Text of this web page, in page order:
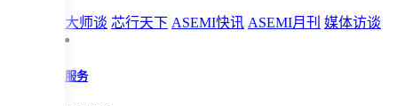
大师谈 芯行天下 ASEMI快讯 ASEMI月刊 媒体访谈
服务